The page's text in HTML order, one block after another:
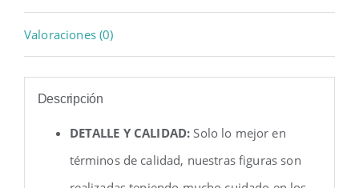
Valoraciones (0)
Descripción
DETALLE Y CALIDAD: Solo lo mejor en
términos de calidad, nuestras figuras son